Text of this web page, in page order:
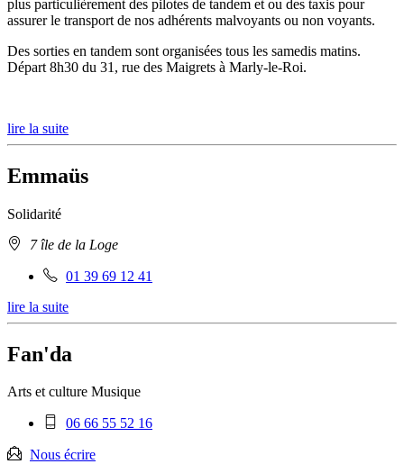
plus particulièrement des pilotes de tandem et ou des taxis pour
assurer le transport de nos adhérents malvoyants ou non voyants.
Des sorties en tandem sont organisées tous les samedis matins.
Départ 8h30 du 31, rue des Maigrets à Marly-le-Roi.
lire la suite
Emmaüs
Solidarité
Adresse7 île de la Loge
Téléphone
:
01 39 69 12 41
lire la suite
Fan'da
Arts et culture Musique
Téléphone
:
06 66 55 52 16
Nous écrire